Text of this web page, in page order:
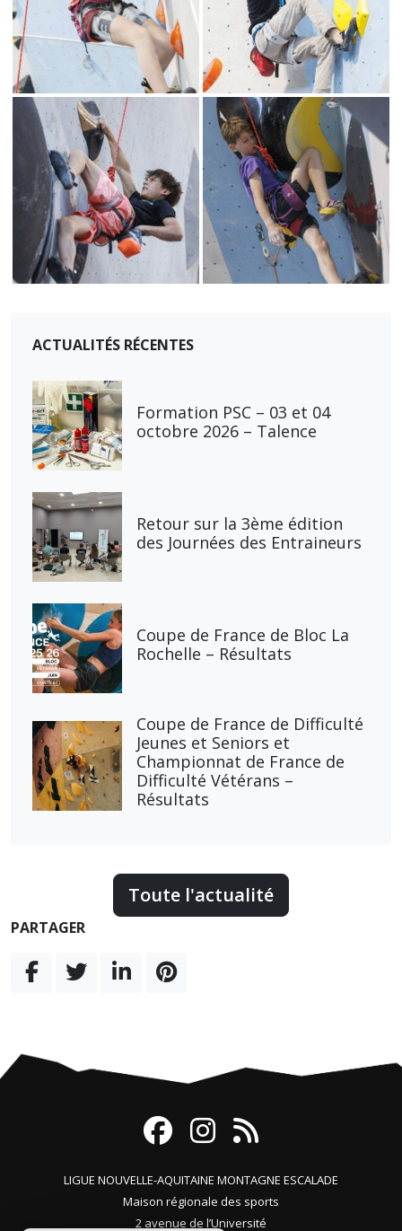
ACTUALITÉS RÉCENTES
Formation PSC – 03 et 04
octobre 2026 – Talence
Retour sur la 3ème édition
des Journées des Entraineurs
Coupe de France de Bloc La
Rochelle – Résultats
Coupe de France de Difficulté
Jeunes et Seniors et
Championnat de France de
Difficulté Vétérans –
Résultats
Toute l'actualité
PARTAGER
LIGUE NOUVELLE-AQUITAINE MONTAGNE ESCALADE
Maison régionale des sports
2 avenue de l’Université